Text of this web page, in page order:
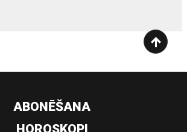
ABONĒŠANA
HOROSKOPI